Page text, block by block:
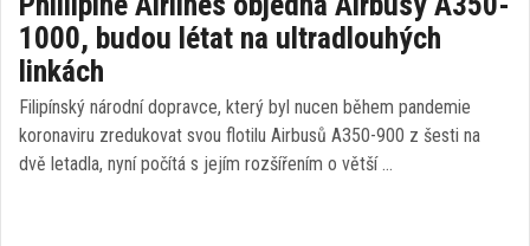
1000, budou létat na ultradlouhých
linkách
Filipínský národní dopravce, který byl nucen během pandemie
koronaviru zredukovat svou flotilu Airbusů A350-900 z šesti na
dvě letadla, nyní počítá s jejím rozšířením o větší …